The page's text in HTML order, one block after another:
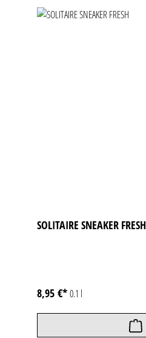
SOLITAIRE SNEAKER FRESH
8,95 €*0.1 l